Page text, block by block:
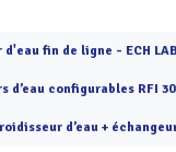
fin de ligne - ECH LABO 2.5 à
d’eau configurables RFI
d’eau + échangeur(s) fin de ligne pour